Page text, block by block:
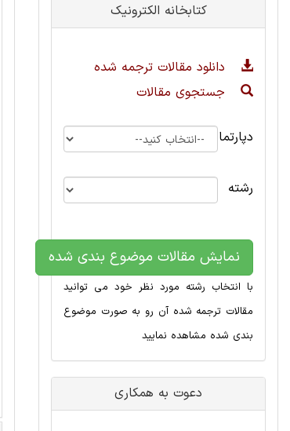
کتابخانه الکترونیک
دانلود مقالات ترجمه شده
جستجوی مقالات
دپارتمان
رشته
نمایش مقالات موضوع بندی شده
با انتخاب رشته مورد نظر خود می توانید
مقالات ترجمه شده آن رو به صورت موضوع
بندی شده مشاهده نمایید
دعوت به همکاری